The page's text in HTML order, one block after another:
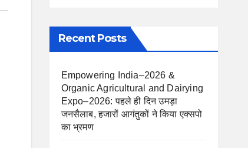
Recent Posts
Empowering India–2026 &
Organic Agricultural and Dairying
Expo–2026: पहले ही दिन उमड़ा
जनसैलाब, हजारों आगंतुकों ने किया एक्सपो
का भ्रमण